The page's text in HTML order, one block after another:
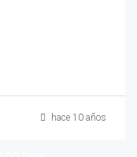
hace 10 años